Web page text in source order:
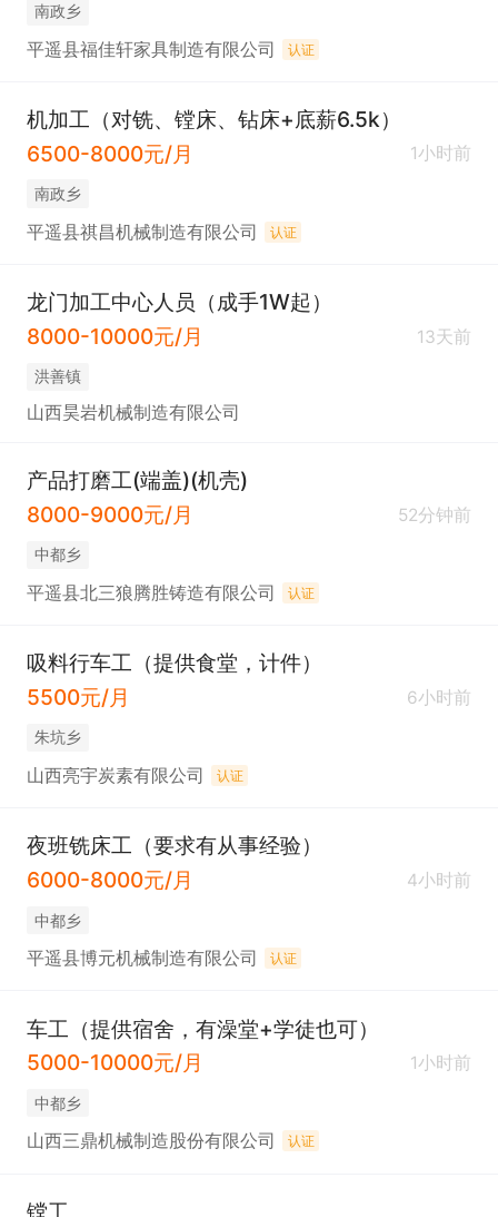
南政乡
平遥县福佳轩家具制造有限公司 认证
机加工（对铣、镗床、钻床+底薪6.5k）
6500-8000元/月
1小时前
南政乡
平遥县祺昌机械制造有限公司 认证
龙门加工中心人员（成手1W起）
8000-10000元/月
13天前
洪善镇
山西昊岩机械制造有限公司
产品打磨工(端盖)(机壳)
8000-9000元/月
52分钟前
中都乡
平遥县北三狼腾胜铸造有限公司 认证
吸料行车工（提供食堂，计件）
5500元/月
6小时前
朱坑乡
山西亮宇炭素有限公司 认证
夜班铣床工（要求有从事经验）
6000-8000元/月
4小时前
中都乡
平遥县博元机械制造有限公司 认证
车工（提供宿舍，有澡堂+学徒也可）
5000-10000元/月
1小时前
中都乡
山西三鼎机械制造股份有限公司 认证
镗工